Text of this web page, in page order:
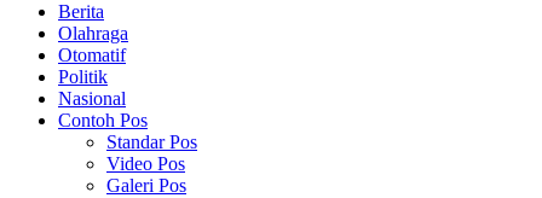
Berita
Olahraga
Otomatif
Politik
Nasional
Contoh Pos
Standar Pos
Video Pos
Galeri Pos